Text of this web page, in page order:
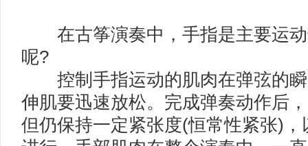
在古筝演奏中，手指是主要运动
呢?
控制手指运动的肌肉在弹弦的瞬
伸肌要迅速放松。完成弹奏动作后
但仍保持一定紧张度(恒常性紧张)